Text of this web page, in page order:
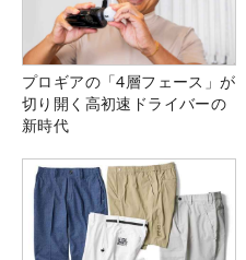
プロギアの「4層フェース」が
切り開く高初速ドライバーの
新時代